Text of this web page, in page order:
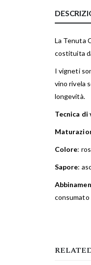
La Tenuta
costituita
I vigneti
vino rivela
longevità.
Tecnica di
Colore:
Sapore:
consumato